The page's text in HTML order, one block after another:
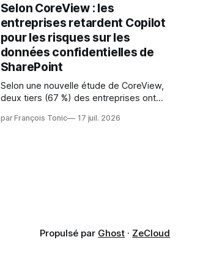
Selon CoreView : les
entreprises retardent Copilot
pour les risques sur les
données confidentielles de
SharePoint
Selon une nouvelle étude de CoreView,
deux tiers (67 %) des entreprises ont
Microsoft Copilot, craignant que l'IA
par François Tonic 17 juil. 2026
Propulsé par Ghost · ZeCloud